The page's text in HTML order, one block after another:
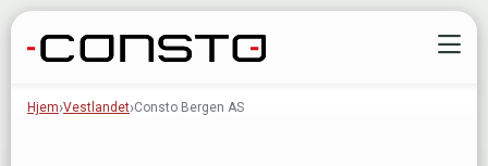
Gå til innhold
Hjem Vestlandet Consto Bergen AS